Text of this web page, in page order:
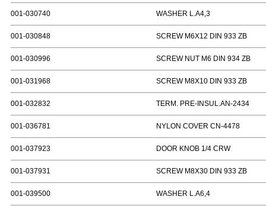
001-030740 WASHER L.A4,3
001-030848 SCREW M6X12 DIN 933 ZB
001-030996 SCREW NUT M6 DIN 934 ZB
001-031968 SCREW M8X10 DIN 933 ZB
001-032832 TERM. PRE-INSUL.AN-2434
001-036781 NYLON COVER CN-4478
001-037923 DOOR KNOB 1/4 CRW
001-037931 SCREW M8X30 DIN 933 ZB
001-039500 WASHER L.A6,4